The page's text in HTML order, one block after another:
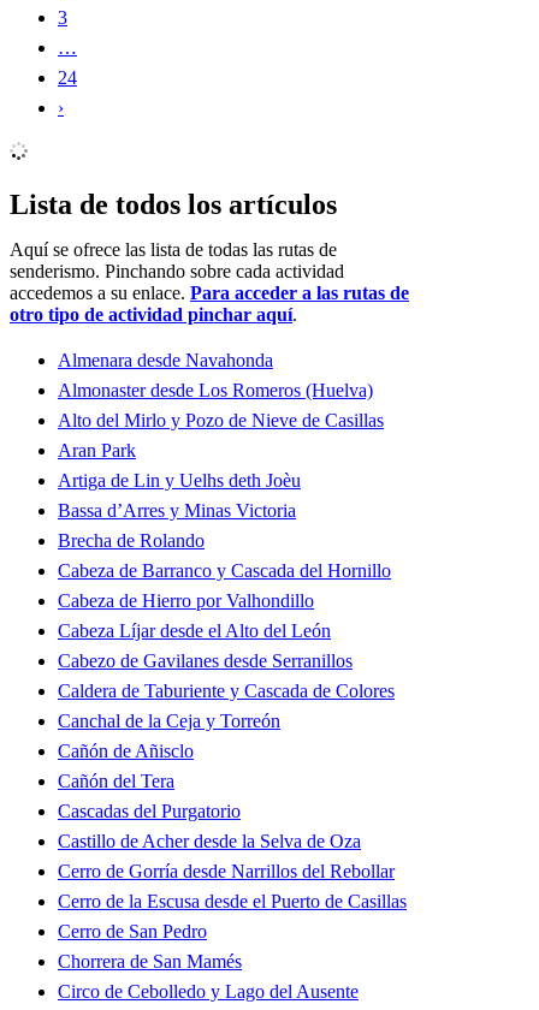
3
…
24
›
Lista de todos los artículos
Aquí se ofrece las lista de todas las rutas de
senderismo. Pinchando sobre cada actividad
accedemos a su enlace. Para acceder a las rutas de
otro tipo de actividad pinchar aquí.
Almenara desde Navahonda
Almonaster desde Los Romeros (Huelva)
Alto del Mirlo y Pozo de Nieve de Casillas
Aran Park
Artiga de Lin y Uelhs deth Joèu
Bassa d’Arres y Minas Victoria
Brecha de Rolando
Cabeza de Barranco y Cascada del Hornillo
Cabeza de Hierro por Valhondillo
Cabeza Líjar desde el Alto del León
Cabezo de Gavilanes desde Serranillos
Caldera de Taburiente y Cascada de Colores
Canchal de la Ceja y Torreón
Cañón de Añisclo
Cañón del Tera
Cascadas del Purgatorio
Castillo de Acher desde la Selva de Oza
Cerro de Gorría desde Narrillos del Rebollar
Cerro de la Escusa desde el Puerto de Casillas
Cerro de San Pedro
Chorrera de San Mamés
Circo de Cebolledo y Lago del Ausente